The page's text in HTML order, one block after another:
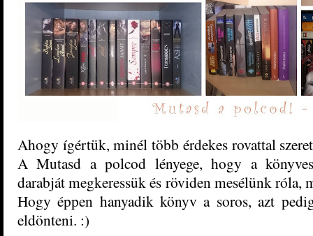
Ahogy ígértük, minél több érdekes rovattal
A Mutasd a polcod lényege, hogy a
darabját megkeressük és röviden mesélünk róla,
Hogy éppen hanyadik könyv a soros, azt
eldönteni. :)